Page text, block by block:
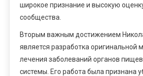
широкое признание и высокую
сообщества.
Вторым важным достижением
является разработка оригинальной
лечения заболеваний органов
системы. Его работа была признана